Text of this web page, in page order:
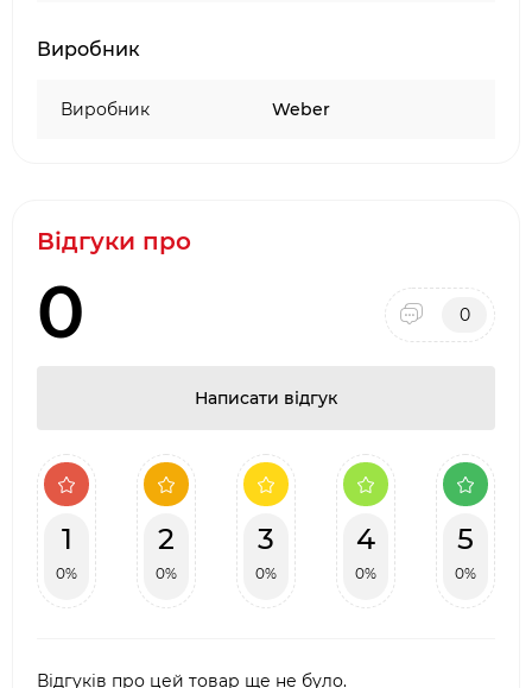
Виробник
Виробник Weber
Відгуки про
0 0
Написати відгук
1
0%
2
0%
3
0%
4
0%
5
0%
Відгуків про цей товар ще не було.